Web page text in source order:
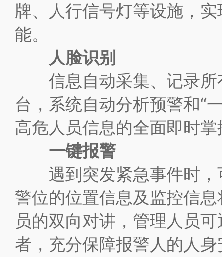
牌、人行信号灯等设施，
能。
人脸识别
信息自动采集、记录所
台，系统自动分析预警和“
高危人员信息的全面即时掌
一键报警
遇到突发紧急事件时，
警位的位置信息及监控信
员的双向对讲，管理人员
者，充分保障报警人的人